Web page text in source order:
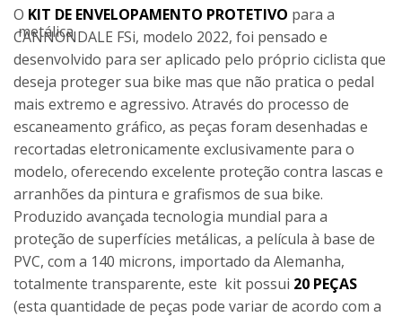
O KIT DE ENVELOPAMENTO PROTETIVO para a
CANNONDALE FSi, modelo 2022, foi pensado e
desenvolvido para ser aplicado pelo próprio ciclista que
deseja proteger sua bike mas que não pratica o pedal
mais extremo e agressivo. Através do processo de
escaneamento gráfico, as peças foram desenhadas e
recortadas eletronicamente exclusivamente para o
modelo, oferecendo excelente proteção contra lascas e
arranhões da pintura e grafismos de sua bike.
Produzido avançada tecnologia mundial para a
proteção de superfícies metálicas, a película à base de
PVC, com a 140 microns, importado da Alemanha,
totalmente transparente, este kit possui 20 PEÇAS
(esta quantidade de peças pode variar de acordo com a